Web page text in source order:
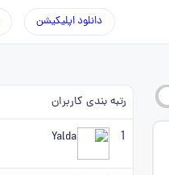
دانلود اپلیکیشن
رتبه بندی کاربران
1
Yalda